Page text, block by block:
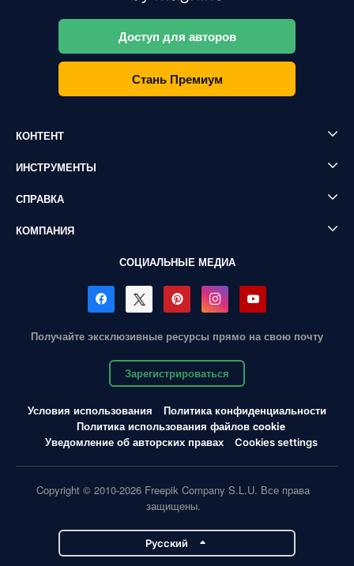
Доступ для авторов
Стань Премиум
КОНТЕНТ
ИНСТРУМЕНТЫ
СПРАВКА
КОМПАНИЯ
СОЦИАЛЬНЫЕ МЕДИА
Получайте эксклюзивные ресурсы прямо на свою почту
Зарегистрироваться
Условия использования
Политика конфиденциальности
Политика использования файлов cookie
Уведомление об авторских правах
Cookies settings
Copyright © 2010-2026 Freepik Company S.L.U. Все права
защищены.
Pусский